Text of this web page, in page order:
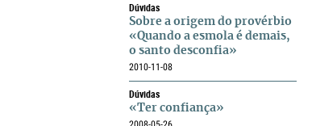
Dúvidas
Sobre a origem do provérbio
«Quando a esmola é demais,
o santo desconfia»
2010-11-08
Dúvidas
«Ter confiança»